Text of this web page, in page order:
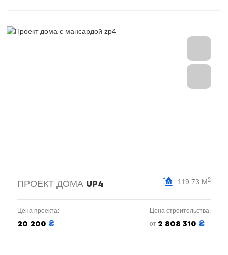
ПРОЕКТ ДОМА UP4 119.73 М2
Цена проекта:
20 200 ₴
Цена строительства:
от 2 808 310 ₴